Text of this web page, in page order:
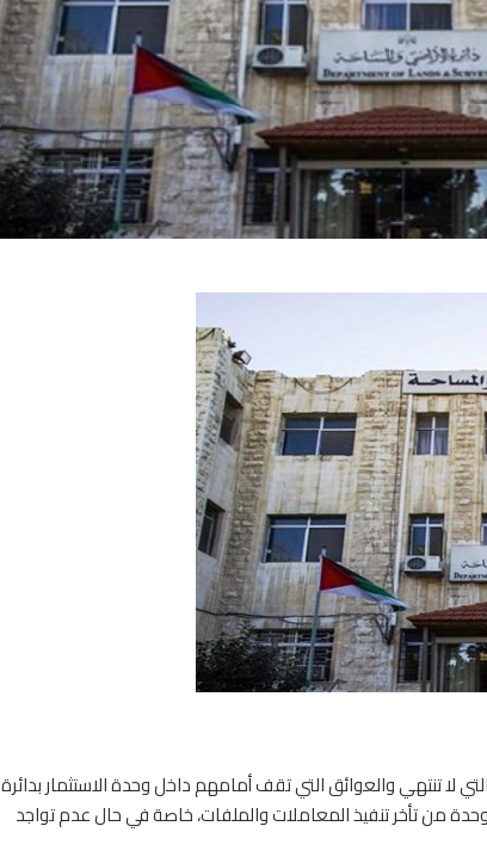
لا تنتهي والعوائق التي تقف أمامهم داخل وحدة الاستثمار بدائرة
من تأخر تنفيذ المعاملات والملفات، خاصة في حال عدم تواجد